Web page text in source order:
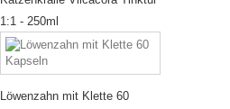
1:1 - 250ml
Löwenzahn mit Klette 60